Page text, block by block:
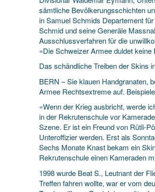
sämtliche Bevölkerungsschichten
in Samuel Schmids Departement
Schmid und seine Generäle
Ausschlussverfahren für die
«Die Schweizer Armee duldet keine
Das schändliche Treiben der Skins
BERN – Sie klauen Handgranaten,
Armee Rechtsextreme auf.
«Wenn der Krieg ausbricht, werde
in der Rekrutenschule vor
Szene. Er ist ein Freund von Rütli-
Unteroffizier werden. Erst als
Sechs Monate Knast bekam ein
Rekrutenschule einen Kameraden
1998 wurde Beat S., Leutnant der
Treffen fahren wollte, war er vom